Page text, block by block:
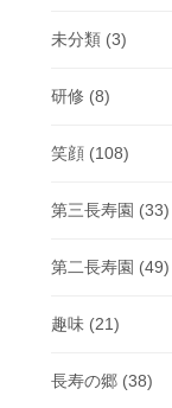
未分類(3)
研修 (8)
笑顔(108)
第三長寿園 (33)
第二長寿園 (49)
趣味(21)
長寿の郷(38)